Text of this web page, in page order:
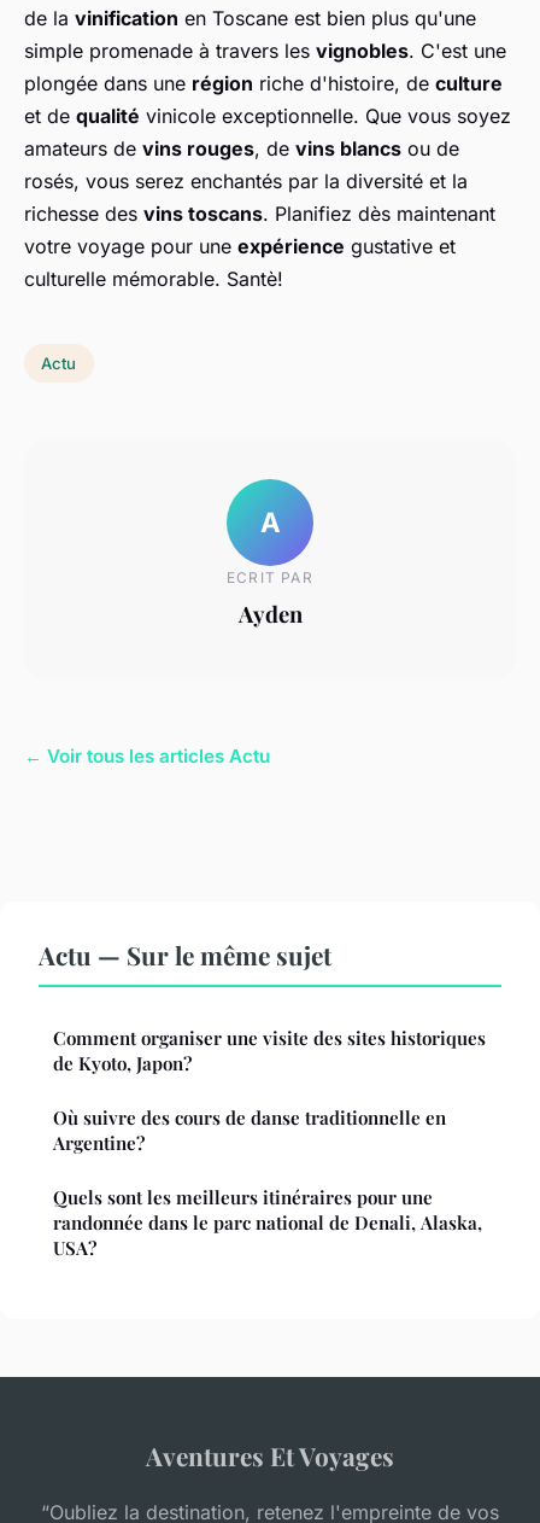
de la vinification en Toscane est bien plus qu'une
simple promenade à travers les vignobles. C'est une
plongée dans une région riche d'histoire, de culture
et de qualité vinicole exceptionnelle. Que vous soyez
amateurs de vins rouges, de vins blancs ou de
rosés, vous serez enchantés par la diversité et la
richesse des vins toscans. Planifiez dès maintenant
votre voyage pour une expérience gustative et
culturelle mémorable. Santè!
Actu
A
ECRIT PAR
Ayden
← Voir tous les articles Actu
Actu — Sur le même sujet
Comment organiser une visite des sites historiques
de Kyoto, Japon?
Où suivre des cours de danse traditionnelle en
Argentine?
Quels sont les meilleurs itinéraires pour une
randonnée dans le parc national de Denali, Alaska,
USA?
Aventures Et Voyages
“Oubliez la destination, retenez l'empreinte de vos